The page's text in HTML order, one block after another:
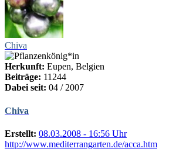
Chiva
Herkunft: Eupen, Belgien
Beiträge: 11244
Dabei seit: 04 / 2007
Chiva
Erstellt: 08.03.2008 - 16:56 Uhr
http://www.mediterrangarten.de/acca.htm